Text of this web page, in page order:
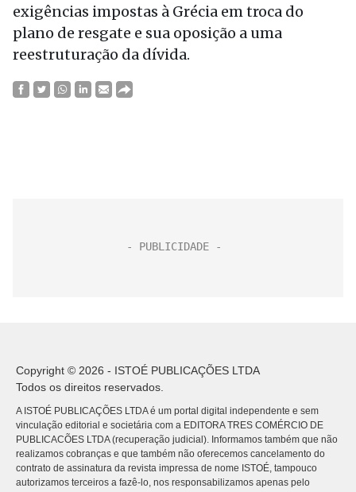
exigências impostas à Grécia em troca do
plano de resgate e sua oposição a uma
reestruturação da dívida.
Copyright © 2026 - ISTOÉ PUBLICAÇÕES LTDA
Todos os direitos reservados.
A ISTOÉ PUBLICAÇÕES LTDA é um portal digital independente e sem
vinculação editorial e societária com a EDITORA TRES COMÉRCIO DE
PUBLICACÕES LTDA (recuperação judicial). Informamos também que não
realizamos cobranças e que também não oferecemos cancelamento do
contrato de assinatura da revista impressa de nome ISTOÉ, tampouco
autorizamos terceiros a fazê-lo, nos responsabilizamos apenas pelo